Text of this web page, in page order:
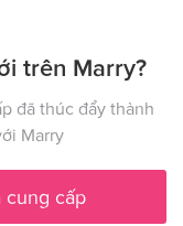
tại Đăk Nông
tại Đồng Nai
tại Gia Lai
tại Hà Nam
trên Marry?
đã thúc đẩy thành
Marry
cung cấp